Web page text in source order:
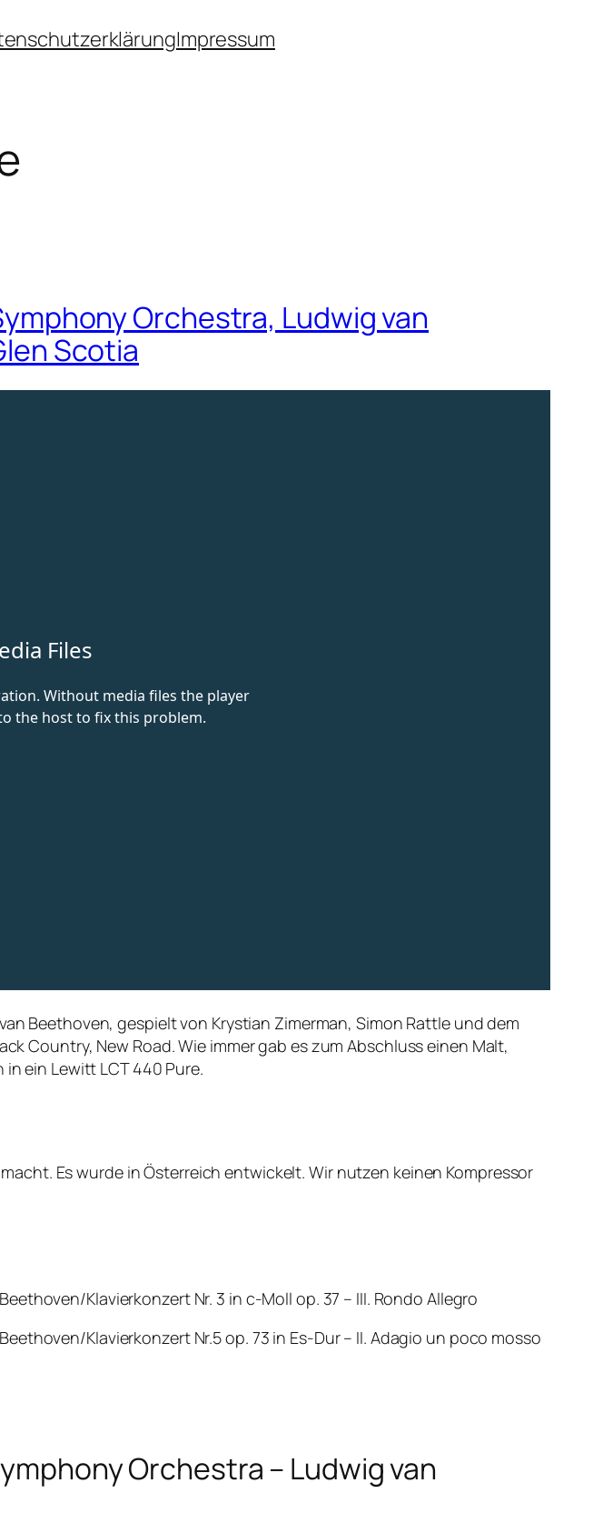
Impressum
Orchestra, Ludwig van
Scotia
Beethoven, gespielt von Krystian Zimerman, Simon Rattle und dem
Country, New Road. Wie immer gab es zum Abschluss einen Malt,
ein Lewitt LCT 440 Pure.
macht. Es wurde in Österreich entwickelt. Wir nutzen keinen Kompressor
Klavierkonzert Nr. 3 in c-Moll op. 37 – III. Rondo Allegro
Klavierkonzert Nr.5 op. 73 in Es-Dur – II. Adagio un poco mosso
Orchestra – Ludwig van